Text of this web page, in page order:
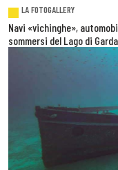
LA FOTOGALLERY
Navi «vichinghe»,
sommersi del Lago di Garda